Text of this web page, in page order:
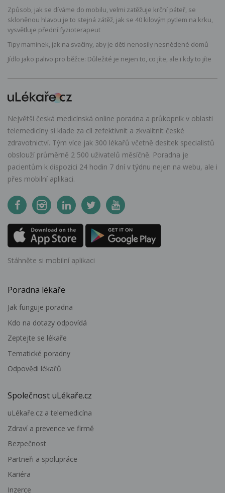
Způsob, jak se díváme do mobilu, velmi zatěžuje krční páteř, se
skloněnou hlavou je to stejná zátěž, jak se 40 kilovým pytlem na krku,
vysvětluje přední fyzioterapeut
Tipy maminek, jak na svačiny, aby je děti nenosily nesnědené domů
Jídlo jako palivo pro běžce: Důležité je nejen to, co jíte, ale i kdy to jíte
Největší česká medicínská online poradna a průkopník v oblasti
telemedicíny si klade za cíl zefektivnit a zkvalitnit české
zdravotnictví. Tým více jak 300 lékařů včetně desítek specialistů
obslouží průměrně 2 500 uživatelů měsíčně. Poradna je
pacientům k dispozici 24 hodin 7 dní v týdnu nejen na webu, ale i
přes mobilní aplikaci.
Stáhněte si mobilní aplikaci
Poradna lékaře
Jak funguje poradna
Kdo na dotazy odpovídá
Zeptejte se lékaře
Tematické poradny
Odpovědi lékařů
Společnost uLékaře.cz
uLékaře.cz a telemedicína
Zdraví a prevence ve firmě
Bezpečnost
Partneři a spolupráce
Kariéra
Inzerce